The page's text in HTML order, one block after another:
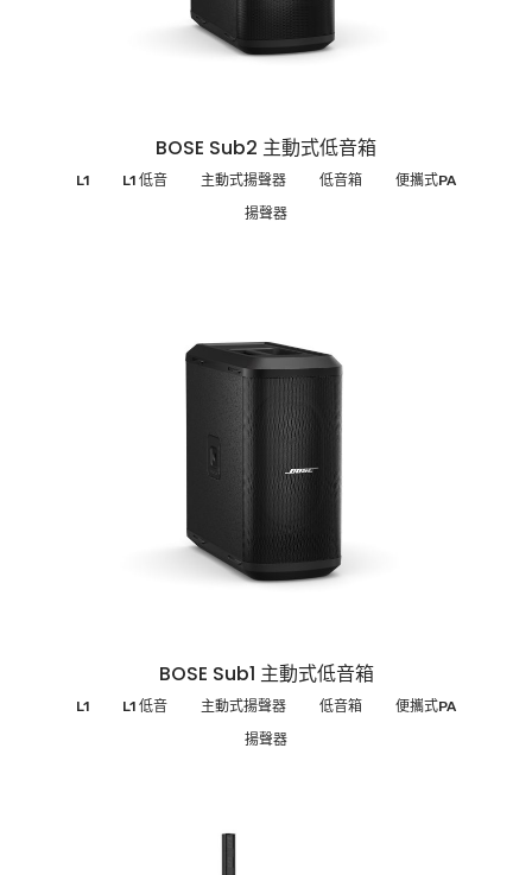
BOSE Sub2 主動式低音箱
L1 L1 低音 主動式揚聲器 低音箱
便攜式PA
揚聲器
BOSE Sub1 主動式低音箱
L1 L1 低音 主動式揚聲器 低音箱
便攜式PA
揚聲器